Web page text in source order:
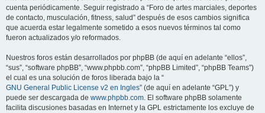
cuenta periódicamente. Seguir registrado a “Foro de artes marciales, deportes
de contacto, musculación, fitness, salud” después de esos cambios significa
que acuerda estar legalmente sometido a esos nuevos términos tal como
fueron actualizados y/o reformados.
Nuestros foros están desarrollados por phpBB (de aquí en adelante “ellos”,
“sus”, “software phpBB”, “www.phpbb.com”, “phpBB Limited”, “phpBB Teams”)
el cual es una solución de foros liberada bajo la “
GNU General Public License v2 en Ingles” (de aquí en adelante “GPL”) y
puede ser descargada de www.phpbb.com. El software phpBB solamente
facilita discusiones basadas en Internet y la GPL estrictamente los excluye de